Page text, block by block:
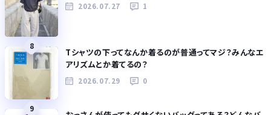
2026.07.27 1
8
Tシャツの下ってなんか着るのが普通ってマジ？みんなエ
アリズムとか着てるの？
2026.07.29 0
9